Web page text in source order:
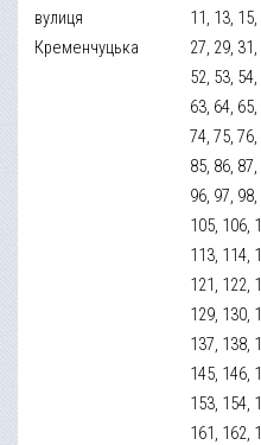
вулиця
Кременчуцька
11, 13,
27, 29,
52, 53,
63, 64,
74, 75,
85, 86,
96, 97,
105, 106,
113, 114,
121, 122,
129, 130,
137, 138,
145, 146,
153, 154,
161, 162,